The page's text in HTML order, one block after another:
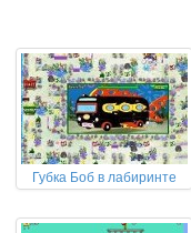
Губка Боб в лабиринте